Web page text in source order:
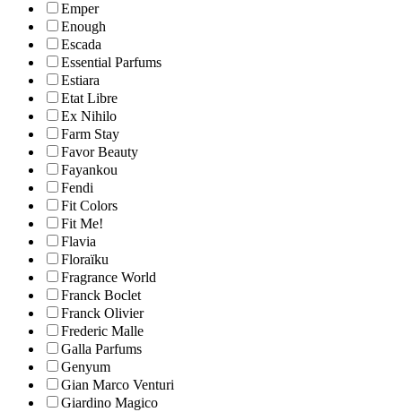
Emper
Enough
Escada
Essential Parfums
Estiara
Etat Libre
Ex Nihilo
Farm Stay
Favor Beauty
Fayankou
Fendi
Fit Colors
Fit Me!
Flavia
Floraïku
Fragrance World
Franck Boclet
Franck Olivier
Frederic Malle
Galla Parfums
Genyum
Gian Marco Venturi
Giardino Magico